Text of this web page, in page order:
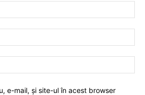
e-mail, şi site-ul în acest browser